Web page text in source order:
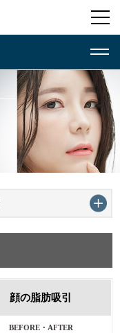
顔の脂肪吸引
施術前・3ヵ月後